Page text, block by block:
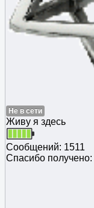
Не в сети
Живу я здесь
Сообщений: 1511
Спасибо получено: